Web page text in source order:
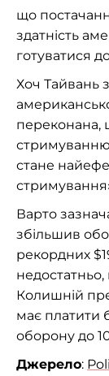
що
здатність
готуватися
Хоч Тайвань
переконана,
стримуванню
стане
Варто
збільшив
рекордних
Колишній
має платити
оборону до
Джерело: